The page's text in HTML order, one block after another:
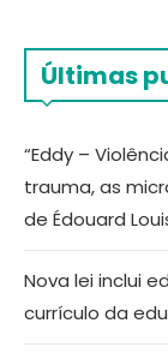
Últimas
“Eddy –
trauma, as
de Édouard
Nova lei inclui
currículo da